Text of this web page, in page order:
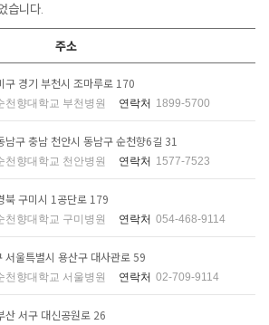
습니다.
주소
경기 부천시 조마루로 170
천향대학교 부천병원 연락처 1899-5700
구 충남 천안시 동남구 순천향6길 31
천향대학교 천안병원 연락처 1577-7523
북 구미시 1공단로 179
천향대학교 구미병원 연락처 054-468-9114
울특별시 용산구 대사관로 59
천향대학교 서울병원 연락처 02-709-9114
서구 대신공원로 26